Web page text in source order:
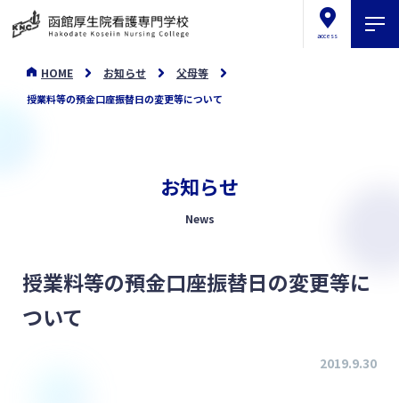
access
HOME お知らせ 父母等
授業料等の預金口座振替日の変更等について
お知らせ
News
授業料等の預金口座振替日の変更等に
ついて
2019.9.30